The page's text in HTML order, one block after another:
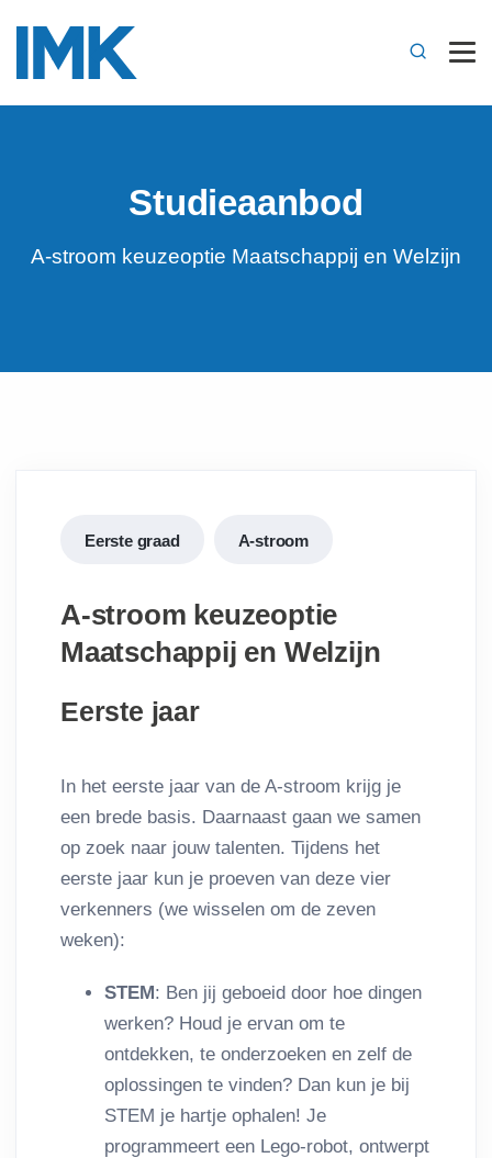
Studieaanbod
A-stroom keuzeoptie Maatschappij en Welzijn
Eerste graad A-stroom
A-stroom keuzeoptie
Maatschappij en Welzijn
Eerste jaar
In het eerste jaar van de A-stroom krijg je
een brede basis. Daarnaast gaan we samen
op zoek naar jouw talenten. Tijdens het
eerste jaar kun je proeven van deze vier
verkenners (we wisselen om de zeven
weken):
STEM: Ben jij geboeid door hoe dingen
werken? Houd je ervan om te
ontdekken, te onderzoeken en zelf de
oplossingen te vinden? Dan kun je bij
STEM je hartje ophalen! Je
programmeert een Lego-robot, ontwerpt